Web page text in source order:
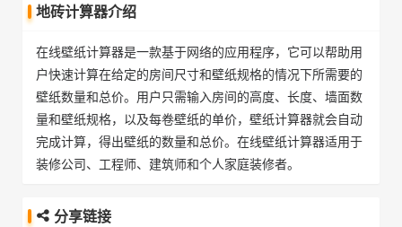
地砖计算器介绍
在线壁纸计算器是一款基于网络的应用程序，它可以帮助用
户快速计算在给定的房间尺寸和壁纸规格的情况下所需要的
壁纸数量和总价。用户只需输入房间的高度、长度、墙面数
量和壁纸规格，以及每卷壁纸的单价，壁纸计算器就会自动
完成计算，得出壁纸的数量和总价。在线壁纸计算器适用于
装修公司、工程师、建筑师和个人家庭装修者。
分享链接